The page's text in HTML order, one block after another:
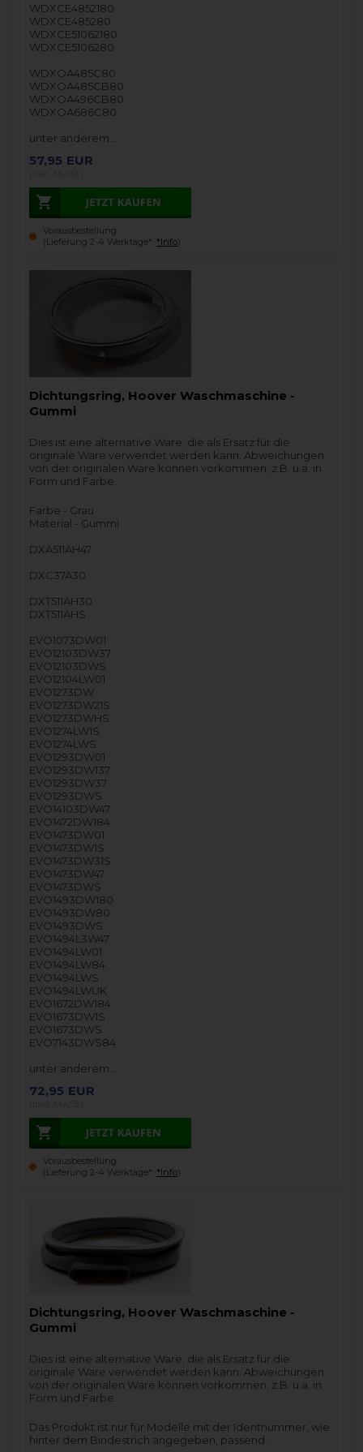
WDXCE4852180
WDXCE485280
WDXCE51062180
WDXCE5106280
WDXOA485C80
WDXOA485CB80
WDXOA496CB80
WDXOA686C80
unter anderem…
57,95 EUR
Vorausbestellung
(Lieferung 2-4 Werktage*. *Info)
Dichtungsring, Hoover Waschmaschine -
Gummi
Dies ist eine alternative Ware, die als Ersatz für die
originale Ware verwendet werden kann. Abweichungen
von der originalen Ware können vorkommen, z.B. u.a. in
Form und Farbe.
Farbe - Grau
Material - Gummi
DXA511AH47
DXC37A30
DXT511AH30
DXT511AHS
EVO1073DW01
EVO12103DW37
EVO12103DWS
EVO12104LW01
EVO1273DW
EVO1273DW21S
EVO1273DWHS
EVO1274LW1S
EVO1274LWS
EVO1293DW01
EVO1293DW137
EVO1293DW37
EVO1293DWS
EVO14103DW47
EVO1472DW184
EVO1473DW01
EVO1473DW1S
EVO1473DW31S
EVO1473DW47
EVO1473DWS
EVO1493DW180
EVO1493DW80
EVO1493DWS
EVO1494L3W47
EVO1494LW01
EVO1494LW84
EVO1494LWS
EVO1494LWUK
EVO1672DW184
EVO1673DW1S
EVO1673DWS
EVO7143DWS84
unter anderem…
72,95 EUR
Vorausbestellung
(Lieferung 2-4 Werktage*. *Info)
Dichtungsring, Hoover Waschmaschine -
Gummi
Dies ist eine alternative Ware, die als Ersatz für die
originale Ware verwendet werden kann. Abweichungen
von der originalen Ware können vorkommen, z.B. u.a. in
Form und Farbe.
Das Produkt ist nur für Modelle mit der Identnummer, wie
hinter dem Bindestrich angegeben, passend.